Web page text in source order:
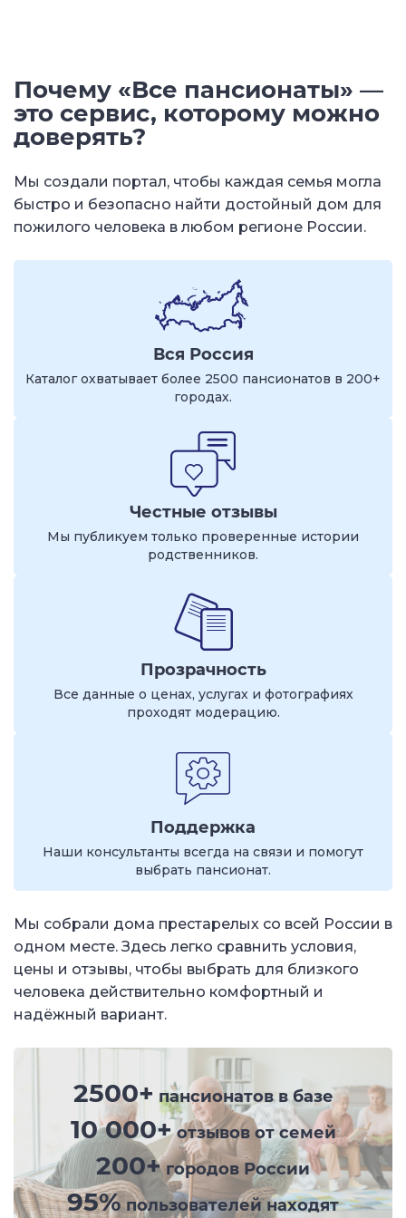
Почему «Все пансионаты» —
это сервис, которому можно
доверять?
Мы создали портал, чтобы каждая семья могла
быстро и безопасно найти достойный дом для
пожилого человека в любом регионе России.
Вся Россия
Каталог охватывает более 2500 пансионатов в 200+
городах.
Честные отзывы
Мы публикуем только проверенные истории
родственников.
Прозрачность
Все данные о ценах, услугах и фотографиях
проходят модерацию.
Поддержка
Наши консультанты всегда на связи и помогут
выбрать пансионат.
Мы собрали дома престарелых со всей России в
одном месте. Здесь легко сравнить условия,
цены и отзывы, чтобы выбрать для близкого
человека действительно комфортный и
надёжный вариант.
2500+ пансионатов в базе
10 000+отзывов от семей
200+городов России
95%пользователей находят